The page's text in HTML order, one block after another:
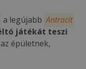
a legújabb Antracit
játékát teszi
épületnek,